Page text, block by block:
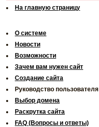
На главную страницу
О системе
Новости
Возможности
Зачем вам нужен сайт
Создание сайта
Руководство пользователя
Выбор домена
Раскрутка сайта
FAQ (Вопросы и ответы)